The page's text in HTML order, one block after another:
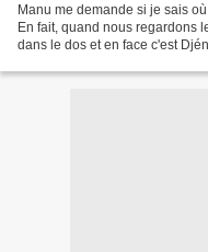
Manu me demande si je sais
En fait, quand nous regardons
dans le dos et en face c'est